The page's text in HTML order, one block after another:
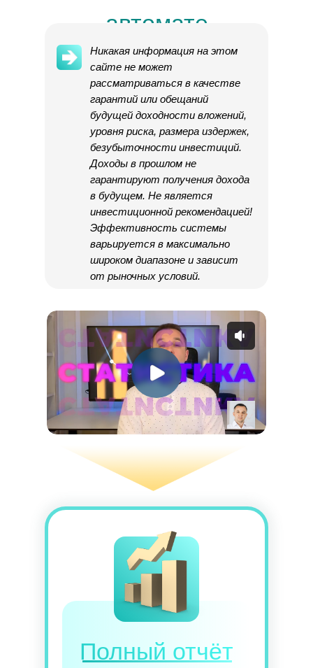
автомате
Никакая информация на этом
сайте не может
рассматриваться в качестве
гарантий или обещаний
будущей доходности вложений,
уровня риска, размера издержек,
безубыточности инвестиций.
Доходы в прошлом не
гарантируют получения дохода
в будущем. Не является
инвестиционной рекомендацией!
Эффективность системы
варьируется в максимально
широком диапазоне и зависит
от рыночных условий.
Полный отчёт